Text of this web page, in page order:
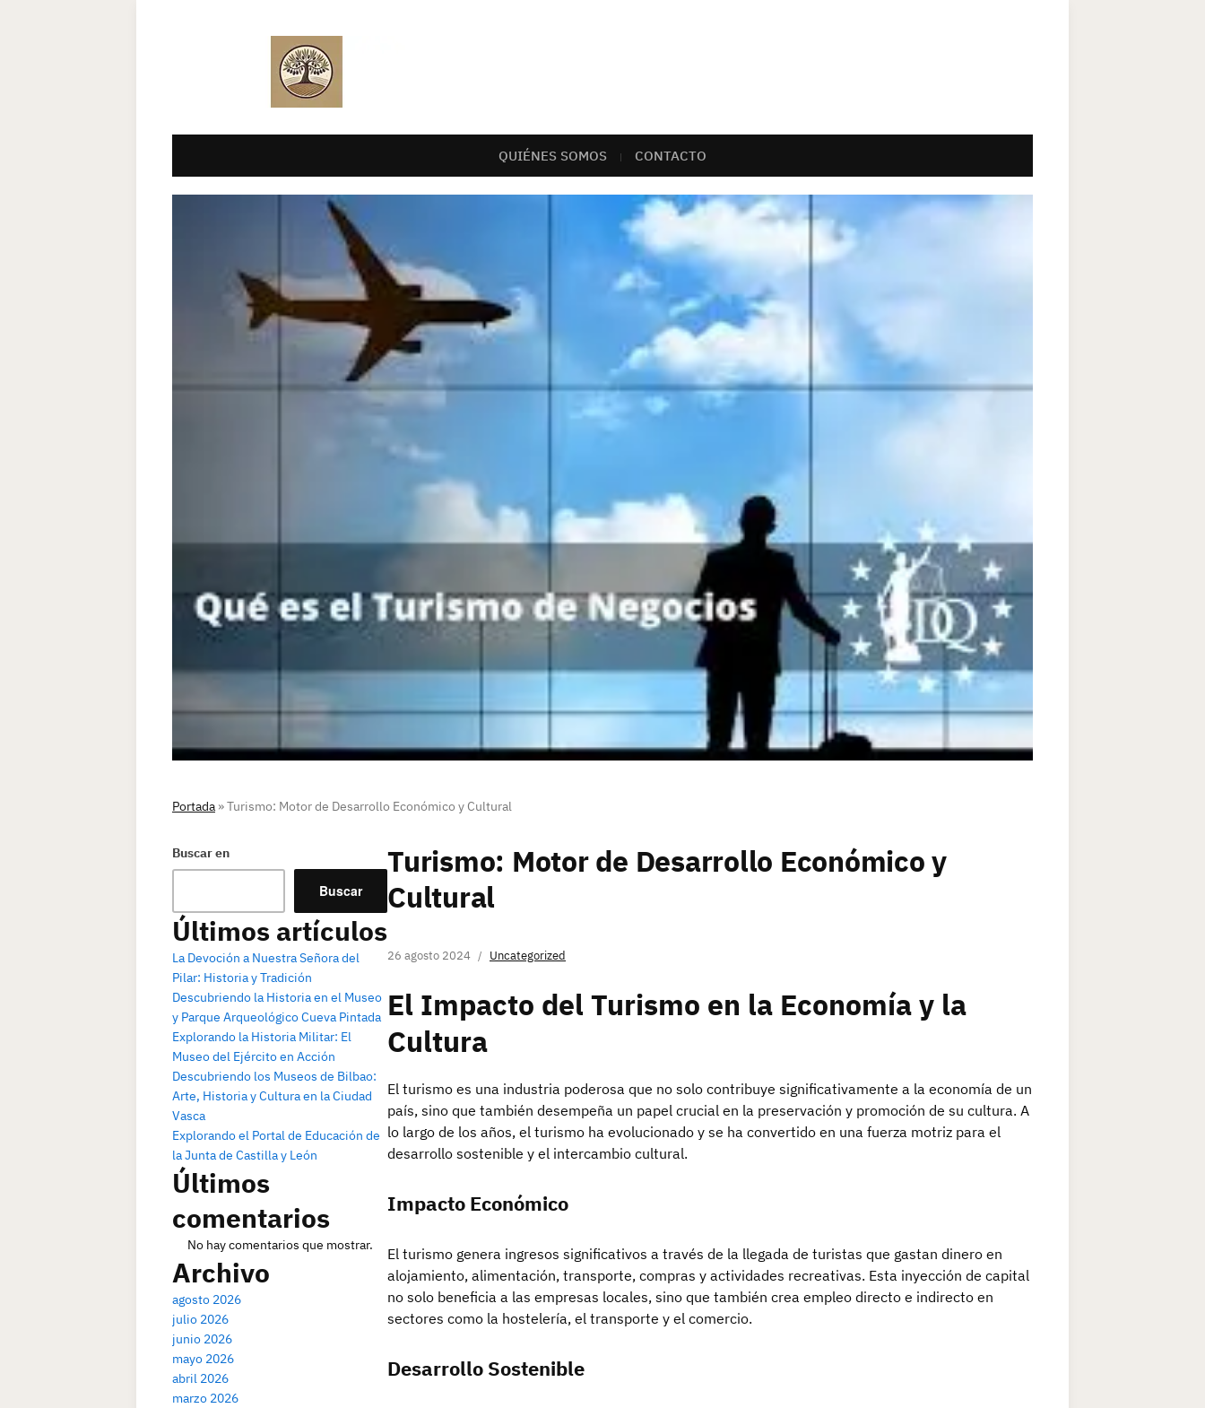
QUIÉNES SOMOS CONTACTO
Portada »Turismo: Motor de Desarrollo Económico y Cultural
Buscar en
Buscar
Últimos artículos
La Devoción a Nuestra Señora del
Pilar: Historia y Tradición
Descubriendo la Historia en el Museo
y Parque Arqueológico Cueva Pintada
Explorando la Historia Militar: El
Museo del Ejército en Acción
Descubriendo los Museos de Bilbao:
Arte, Historia y Cultura en la Ciudad
Vasca
Explorando el Portal de Educación de
la Junta de Castilla y León
Últimos
comentarios
No hay comentarios que mostrar.
Archivo
agosto 2026
julio 2026
junio 2026
mayo 2026
abril 2026
marzo 2026
Turismo: Motor de Desarrollo Económico y
Cultural
26 agosto 2024 Uncategorized
El Impacto del Turismo en la Economía y la
Cultura
El turismo es una industria poderosa que no solo contribuye significativamente a la economía de un
país, sino que también desempeña un papel crucial en la preservación y promoción de su cultura. A
lo largo de los años, el turismo ha evolucionado y se ha convertido en una fuerza motriz para el
desarrollo sostenible y el intercambio cultural.
Impacto Económico
El turismo genera ingresos significativos a través de la llegada de turistas que gastan dinero en
alojamiento, alimentación, transporte, compras y actividades recreativas. Esta inyección de capital
no solo beneficia a las empresas locales, sino que también crea empleo directo e indirecto en
sectores como la hostelería, el transporte y el comercio.
Desarrollo Sostenible